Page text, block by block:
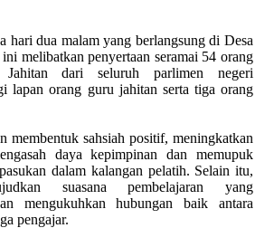
hari dua malam yang berlangsung di Desa
melibatkan penyertaan seramai 54 orang
dari seluruh parlimen negeri
lapan orang guru jahitan serta tiga orang
membentuk sahsiah positif, meningkatkan
daya kepimpinan dan memupuk
dalam kalangan pelatih. Selain itu,
suasana pembelajaran yang
mengukuhkan hubungan baik antara
pengajar.